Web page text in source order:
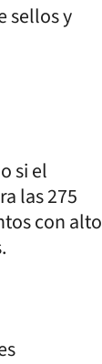
sellos y
si el
las 275
con alto